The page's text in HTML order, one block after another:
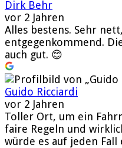
Dirk Behr
vor 2 Jahren
Alles bestens. Sehr
entgegenkommend.
auch gut. 😊
Guido Ricciardi
vor 2 Jahren
Toller Ort, um ein
faire Regeln und
würde es auf jeden